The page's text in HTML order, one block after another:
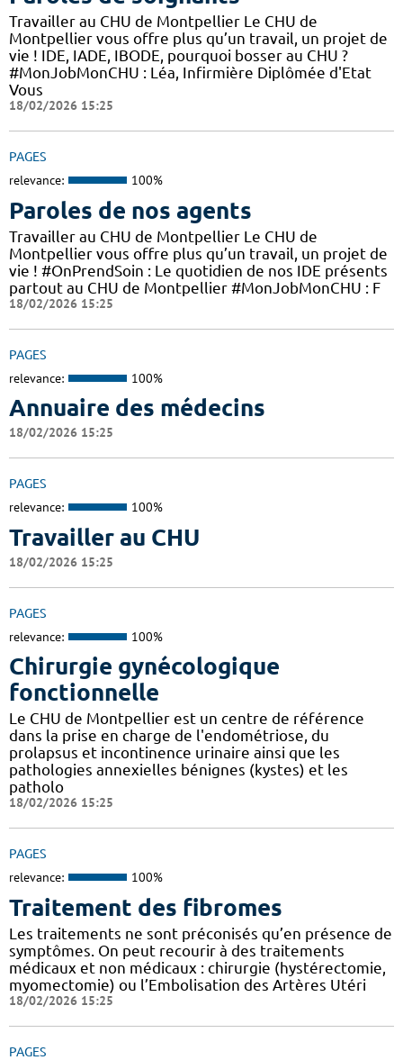
Travailler au CHU de Montpellier Le CHU de
Montpellier vous offre plus qu’un travail, un projet de
vie ! IDE, IADE, IBODE, pourquoi bosser au CHU ?
#MonJobMonCHU : Léa, Infirmière Diplômée d'Etat
Vous
18/02/2026 15:25
PAGES
relevance: 100%
Paroles de nos agents
Travailler au CHU de Montpellier Le CHU de
Montpellier vous offre plus qu’un travail, un projet de
vie ! #OnPrendSoin : Le quotidien de nos IDE présents
partout au CHU de Montpellier #MonJobMonCHU : F
18/02/2026 15:25
PAGES
relevance: 100%
Annuaire des médecins
18/02/2026 15:25
PAGES
relevance: 100%
Travailler au CHU
18/02/2026 15:25
PAGES
relevance: 100%
Chirurgie gynécologique
fonctionnelle
Le CHU de Montpellier est un centre de référence
dans la prise en charge de l'endométriose, du
prolapsus et incontinence urinaire ainsi que les
pathologies annexielles bénignes (kystes) et les
patholo
18/02/2026 15:25
PAGES
relevance: 100%
Traitement des fibromes
Les traitements ne sont préconisés qu’en présence de
symptômes. On peut recourir à des traitements
médicaux et non médicaux : chirurgie (hystérectomie,
myomectomie) ou l’Embolisation des Artères Utéri
18/02/2026 15:25
PAGES